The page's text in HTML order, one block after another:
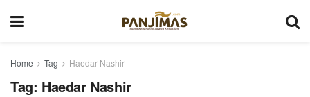
Home Tag Haedar Nashir
Tag: Haedar Nashir